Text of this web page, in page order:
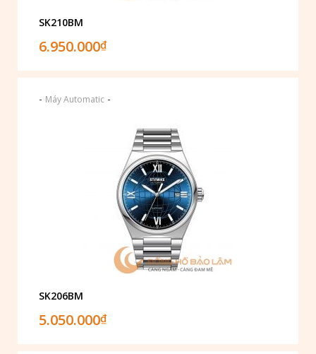
SK210BM
6.950.000₫
- Máy Automatic -
SK206BM
5.050.000₫